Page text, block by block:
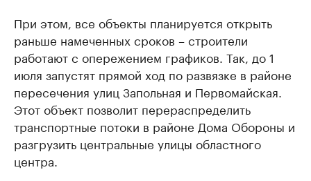
При этом, все объекты планируется открыть
раньше намеченных сроков – строители
работают с опережением графиков. Так, до 1
июля запустят прямой ход по развязке в районе
пересечения улиц Запольная и Первомайская.
Этот объект позволит перераспределить
транспортные потоки в районе Дома Обороны и
разгрузить центральные улицы областного
центра.